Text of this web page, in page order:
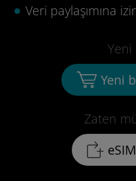
Veri paylaşımına
Zaten
Yeni